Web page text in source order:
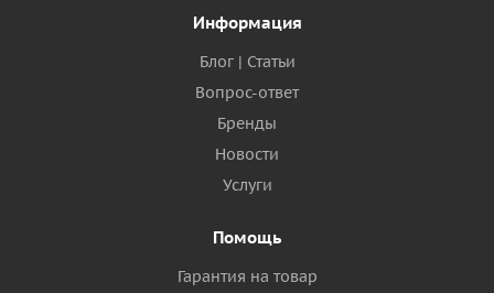
Информация
Блог | Статьи
Вопрос-ответ
Бренды
Новости
Услуги
Помощь
Гарантия на товар